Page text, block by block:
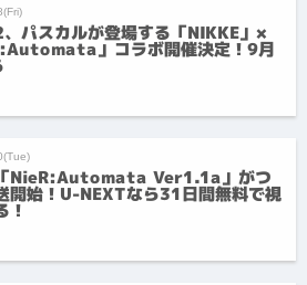
パスカルが登場する「NIKKE」×
」コラボ開催決定！9月
NieR:Automata Ver1.1a」がつ
開始！U-NEXTなら31日間無料で視
！